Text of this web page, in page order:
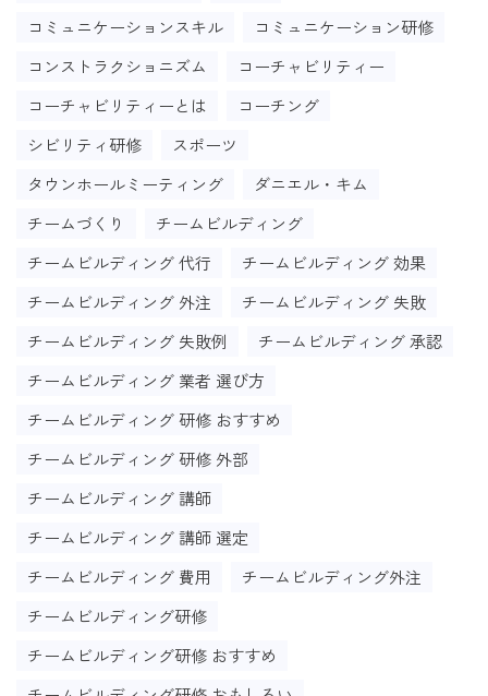
コミュニケーションスキル
コミュニケーション研修
コンストラクショニズム
コーチャビリティー
コーチャビリティーとは
コーチング
シビリティ研修
スポーツ
タウンホールミーティング
ダニエル・キム
チームづくり
チームビルディング
チームビルディング 代行
チームビルディング 効果
チームビルディング 外注
チームビルディング 失敗
チームビルディング 失敗例
チームビルディング 承認
チームビルディング 業者 選び方
チームビルディング 研修 おすすめ
チームビルディング 研修 外部
チームビルディング 講師
チームビルディング 講師 選定
チームビルディング 費用
チームビルディング外注
チームビルディング研修
チームビルディング研修 おすすめ